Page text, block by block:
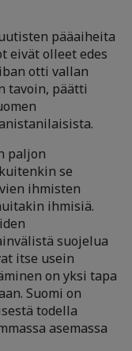
pääaiheita
eivät olleet edes
otti vallan
tavoin, päätti
paljon
se
ihmisten
ihmisiä.
suojelua
itse usein
on yksi tapa
Suomi on
todella
asemassa